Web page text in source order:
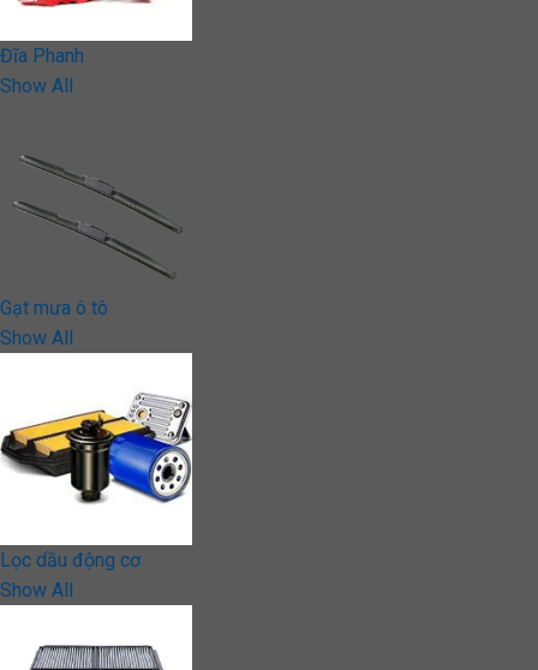
Đĩa Phanh
Show All
Gạt mưa ô tô
Show All
Lọc dầu động cơ
Show All